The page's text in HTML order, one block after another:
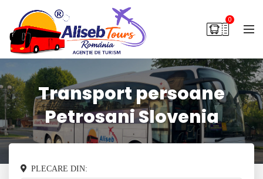
0
Transport persoane
Petrosani Slovenia
PLECARE DIN: